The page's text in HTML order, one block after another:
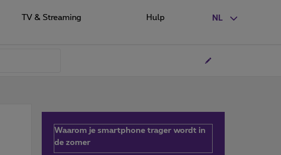
NL
TV & Streaming Hulp
Waarom je smartphone trager wordt in
de zomer